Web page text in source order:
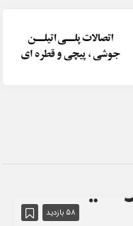
58 بازدید